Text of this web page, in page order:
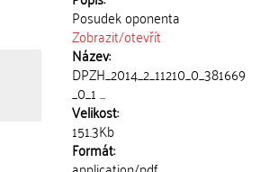
Posudek oponenta
Zobrazit/otevřít
Název:
DPZH_2014_2_11210_0_381669
_0_1 ...
Velikost:
151.3Kb
Formát: